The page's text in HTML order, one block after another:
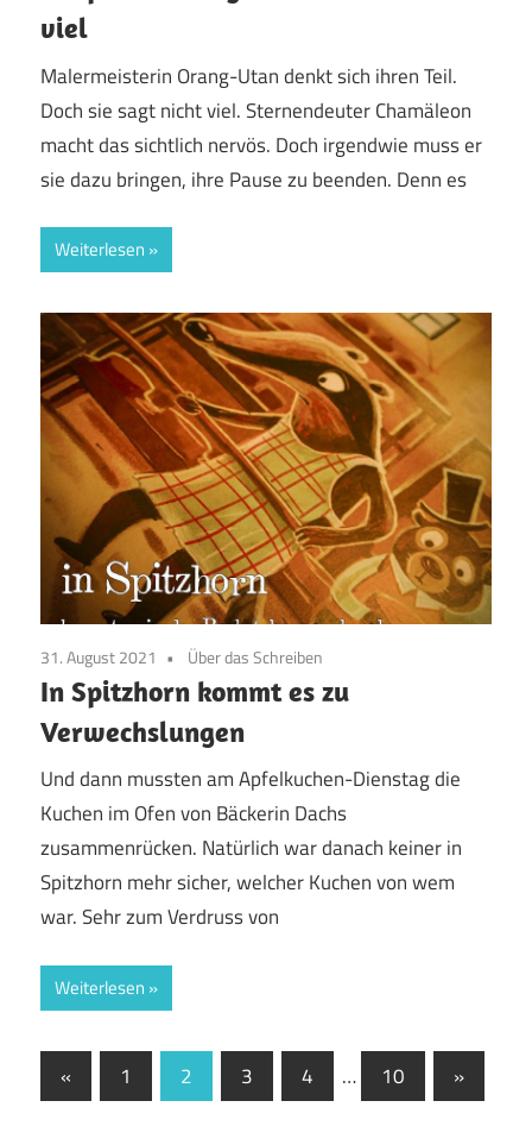
viel
Malermeisterin Orang-Utan denkt sich ihren Teil.
Doch sie sagt nicht viel. Sternendeuter Chamäleon
macht das sichtlich nervös. Doch irgendwie muss er
sie dazu bringen, ihre Pause zu beenden. Denn es
Weiterlesen
31. August 2021 Über das Schreiben
In Spitzhorn kommt es zu
Verwechslungen
Und dann mussten am Apfelkuchen-Dienstag die
Kuchen im Ofen von Bäckerin Dachs
zusammenrücken. Natürlich war danach keiner in
Spitzhorn mehr sicher, welcher Kuchen von wem
war. Sehr zum Verdruss von
Weiterlesen
Seitennummerierung
« Vorherige
Beiträge
1 2 3 4 … 10
Nächste
Beiträge
»